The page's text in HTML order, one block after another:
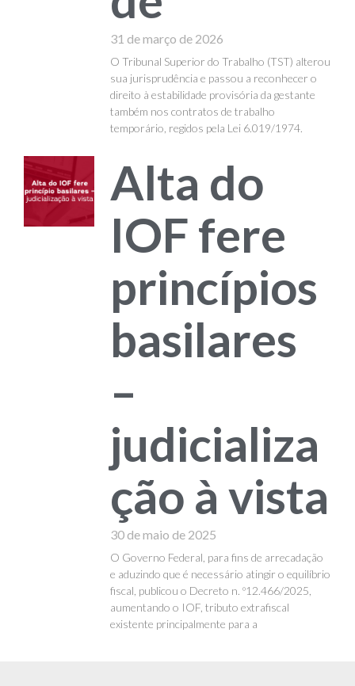
31 de março de 2026
O Tribunal Superior do Trabalho (TST) alterou
sua jurisprudência e passou a reconhecer o
direito à estabilidade provisória da gestante
também nos contratos de trabalho
temporário, regidos pela Lei 6.019/1974.
Alta do
IOF fere
princípios
basilares
–
judicializa
ção à vista
30 de maio de 2025
O Governo Federal, para fins de arrecadação
e aduzindo que é necessário atingir o equilíbrio
fiscal, publicou o Decreto n. º12.466/2025,
aumentando o IOF, tributo extrafiscal
existente principalmente para a